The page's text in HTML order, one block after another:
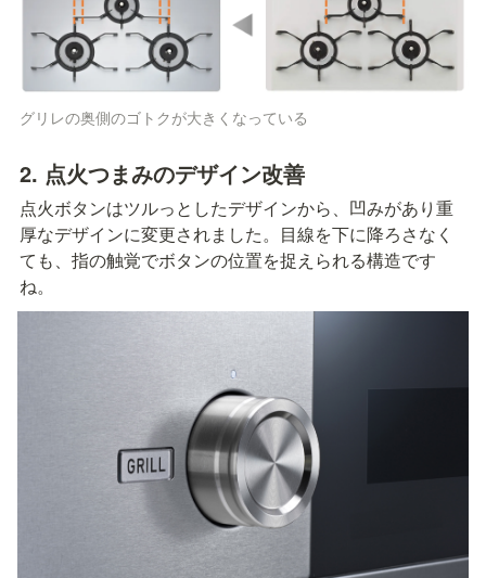
グリレの奥側のゴトクが大きくなっている
2. 点火つまみのデザイン改善
点火ボタンはツルっとしたデザインから、凹みがあり重
厚なデザインに変更されました。目線を下に降ろさなく
ても、指の触覚でボタンの位置を捉えられる構造です
ね。